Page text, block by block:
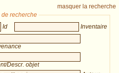
masquer la recherche
de recherche
Id
Inventaire
Descr. objet